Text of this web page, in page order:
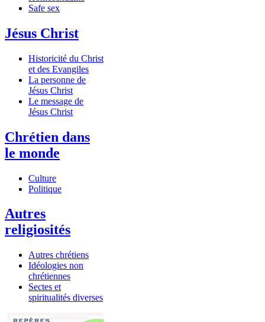
Safe sex
Jésus Christ
Historicité du Christ
et des Evangiles
La personne de
Jésus Christ
Le message de
Jésus Christ
Chrétien dans
le monde
Culture
Politique
Autres
religiosités
Autres chrétiens
Idéologies non
chrétiennes
Sectes et
spiritualités diverses